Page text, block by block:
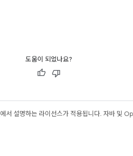
도움이 되었나요?
에서 설명하는 라이선스가 적용됩니다. 자바 및